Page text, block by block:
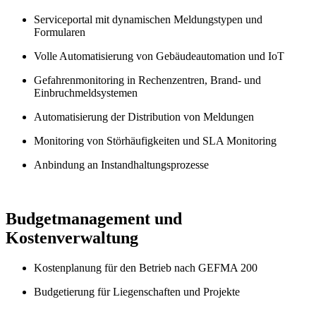
Serviceportal mit dynamischen Meldungstypen und
Formularen
Volle Automatisierung von Gebäudeautomation und IoT
Gefahrenmonitoring in Rechenzentren, Brand- und
Einbruchmeldsystemen
Automatisierung der Distribution von Meldungen
Monitoring von Störhäufigkeiten und SLA Monitoring
Anbindung an Instandhaltungsprozesse
Budgetmanagement und
Kostenverwaltung
Kostenplanung für den Betrieb nach GEFMA 200
Budgetierung für Liegenschaften und Projekte